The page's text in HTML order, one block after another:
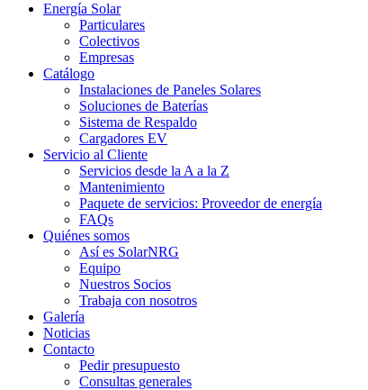
Energía Solar
Particulares
Colectivos
Empresas
Catálogo
Instalaciones de Paneles Solares
Soluciones de Baterías
Sistema de Respaldo
Cargadores EV
Servicio al Cliente
Servicios desde la A a la Z
Mantenimiento
Paquete de servicios: Proveedor de energía
FAQs
Quiénes somos
Así es SolarNRG
Equipo
Nuestros Socios
Trabaja con nosotros
Galería
Noticias
Contacto
Pedir presupuesto
Consultas generales